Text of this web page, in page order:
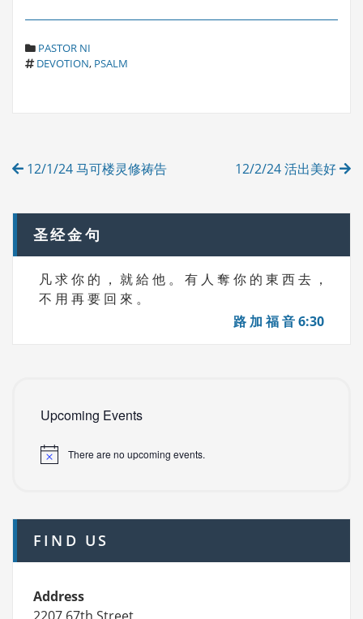
C
A
E
PASTOR NI
T
DEVOTION, PSALM
Post
12/1/24 马可楼灵修祷告 12/2/24 活出美好
圣经金句
凡 求 你 的 ， 就 給 他 。 有 人 奪 你 的 東 西 去 ，
不 用 再 要 回 來 。
路 加 福 音 6:30
Upcoming Events
There are no upcoming events.
FIND US
Address